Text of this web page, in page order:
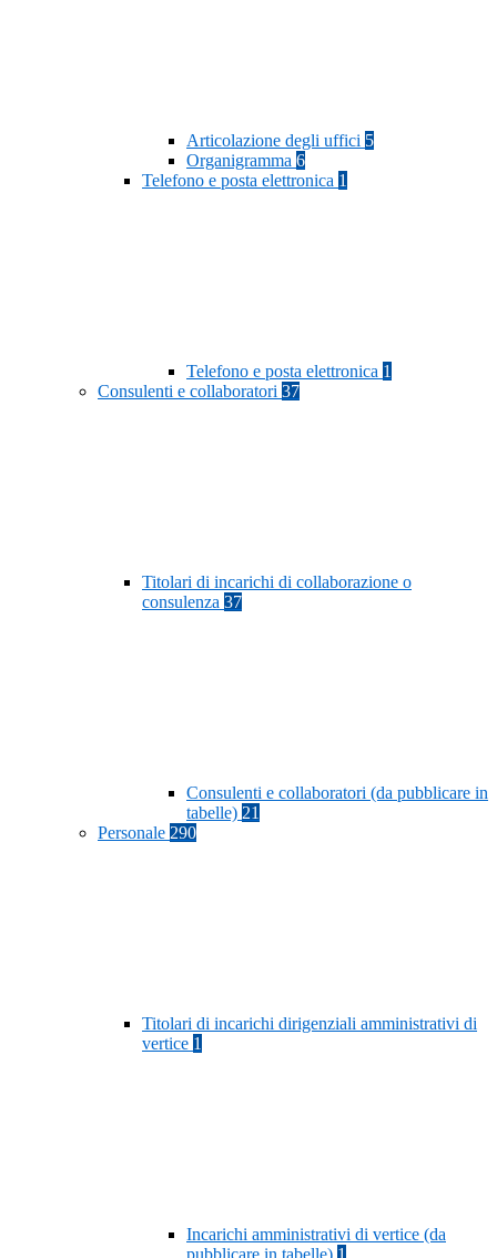
Articolazione degli uffici 5
Organigramma 6
Telefono e posta elettronica 1
Telefono e posta elettronica 1
Consulenti e collaboratori 37
Titolari di incarichi di collaborazione o
consulenza 37
Consulenti e collaboratori (da pubblicare in
tabelle) 21
Personale 290
Titolari di incarichi dirigenziali amministrativi di
vertice 1
Incarichi amministrativi di vertice (da